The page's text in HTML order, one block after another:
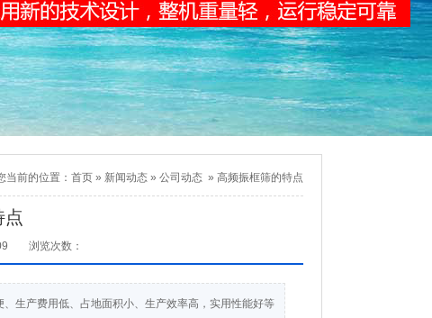
当前的位置： 首页 » 新闻动态 » 公司动态 » 高频振框筛的特点
点
浏览次数：
生产费用低、占地面积小、生产效率高，实用性能好等